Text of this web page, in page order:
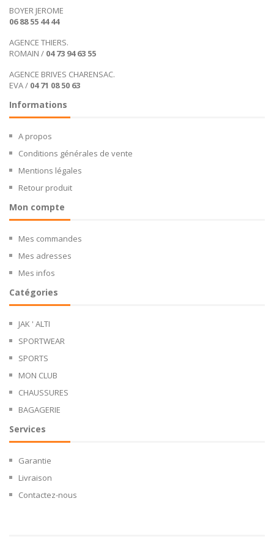
BOYER JEROME
06 88 55 44 44
AGENCE THIERS.
ROMAIN / 04 73 94 63 55
AGENCE BRIVES CHARENSAC.
EVA / 04 71 08 50 63
Informations
A propos
Conditions générales de vente
Mentions légales
Retour produit
Mon compte
Mes commandes
Mes adresses
Mes infos
Catégories
JAK ' ALTI
SPORTWEAR
SPORTS
MON CLUB
CHAUSSURES
BAGAGERIE
Services
Garantie
Livraison
Contactez-nous